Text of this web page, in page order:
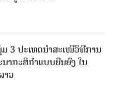
3 ປະເທດນຳສະເໜີວິທີການ
າກະສິກຳແບບຍືນຍົງ ໃນ
າວ